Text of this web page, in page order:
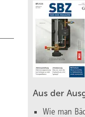
Aus der
Wie man